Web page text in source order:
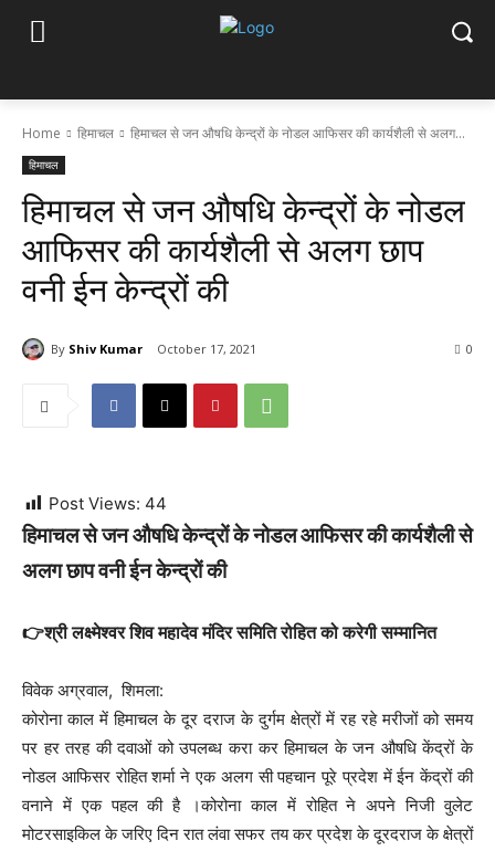
Home हिमाचल हिमाचल से जन औषधि केन्द्रों के नोडल आफिसर की कार्यशैली से अलग...
हिमाचल
हिमाचल से जन औषधि केन्द्रों के नोडल
आफिसर की कार्यशैली से अलग छाप
वनी ईन केन्द्रों की
By Shiv Kumar October 17, 2021 0
Post Views: 44
हिमाचल से जन औषधि केन्द्रों के नोडल आफिसर की कार्यशैली से
अलग छाप वनी ईन केन्द्रों की
👉श्री लक्ष्मेश्वर शिव महादेव मंदिर समिति रोहित को करेगी सम्मानित
विवेक अग्रवाल, शिमला:
कोरोना काल में हिमाचल के दूर दराज के दुर्गम क्षेत्रों में रह रहे मरीजों को समय
पर हर तरह की दवाओं को उपलब्ध करा कर हिमाचल के जन औषधि केंद्रों के
नोडल आफिसर रोहित शर्मा ने एक अलग सी पहचान पूरे प्रदेश में ईन केंद्रों की
वनाने में एक पहल की है ।कोरोना काल में रोहित ने अपने निजी वुलेट
मोटरसाइकिल के जरिए दिन रात लंवा सफर तय कर प्रदेश के दूरदराज के क्षेत्रों